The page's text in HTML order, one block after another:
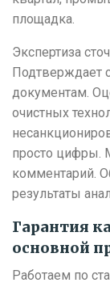
площадка.
Экспертиза
Подтверждает
документам.
очистных
просто цифры.
комментарий.
результаты
Гарантия
основной
Работаем по